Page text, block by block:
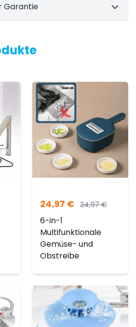
Garantie
24,97 € 24,97€
6-in-1
Multifunktionale
Gemüse- und
Obstreibe